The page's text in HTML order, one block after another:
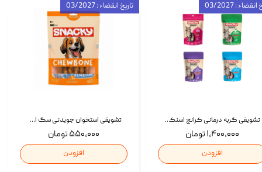
تشویقی استخوان جویدنی سگ اسنکی کرانچی با طعم مرغ Snacky Crunchy Munchy وزن 100 گرم
۵۵۰,۰۰۰ تومان
افزودن
تاریخ انقضاء : 03/2027
تشویقی گربه درمانی کرانچ اسنکی با طعم میکس Snacky Crunch Cat Treats وزن 60 گرم بسته 4 عددی
۱,۴۰۰,۰۰۰ تومان
افزودن
: 03/2027